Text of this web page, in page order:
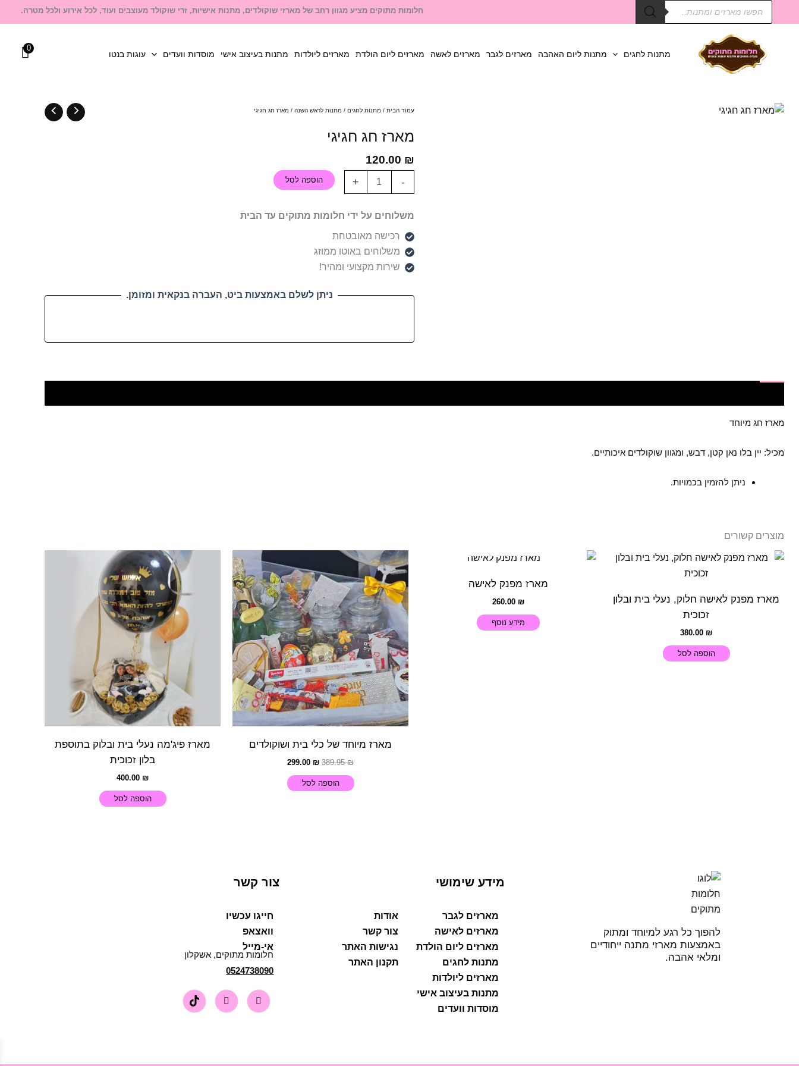
לתוכן
search
חלומות מתוקים מציע מגוון רחב של מארזי שוקולדים, מתנות אישיות, זרי שוקולד מעוצבים ועוד, לכל אירוע ולכל מטרה.
מתנות לחגים מתנות ליום האהבה מארזים לגבר מארזים לאשה מארזים ליום הולדת מארזים ליולדות מתנות בעיצוב אישי מוסדות וועדים עוגות בנטו
0
עמוד הבית / מתנות לחגים / מתנות לראש השנה / מארז חג חגיגי
מארז חג חגיגי
120.00 ₪
-
כמות
+ הוספה לסל
משלוחים על ידי חלומות מתוקים עד הבית
רכישה מאובטחת
משלוחים באוטו ממוזג
שירות מקצועי ומהיר!
ניתן לשלם באמצעות ביט, העברה בנקאית ומזומן.
מארז חג מיוחד
מכיל: יין בלו נאן קטן, דבש, ומגוון שוקולדים איכותיים.
ניתן להזמין בכמויות.
מוצרים קשורים
מארז מפנק לאישה חלוק, נעלי בית ובלון
זכוכית
380.00 ₪
הוספה לסל
מארז מפנק לאישה
260.00 ₪
מידע נוסף
מארז מיוחד של כלי בית ושוקולדים
389.95₪
היה:
389.95 ₪.
299.00 ₪
הנוכחי
הוא:
299.00 ₪.
הוספה לסל
מארז פיג'מה נעלי בית ובלוק בתוספת
בלון זכוכית
400.00 ₪
הוספה לסל
להפוך כל רגע למיוחד ומתוק
באמצעות מארזי מתנה ייחודיים
ומלאי אהבה.
מידע שימושי
מארזים לגבר
מארזים לאישה
מארזים ליום הולדת
מתנות לחגים
מארזים ליולדות
מתנות בעיצוב אישי
מוסדות וועדים
אודות
צור קשר
נגישות האתר
תקנון האתר
צור קשר
חייגו עכשיו
וואצאפ
אי-מייל
חלומות מתוקים, אשקלון
0524738090